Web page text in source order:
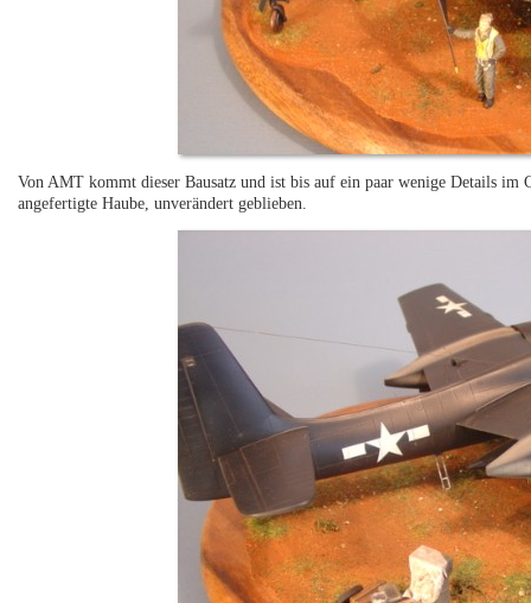
Von AMT kommt dieser Bausatz und ist bis auf ein paar wenige Details im
angefertigte Haube, unverändert geblieben.